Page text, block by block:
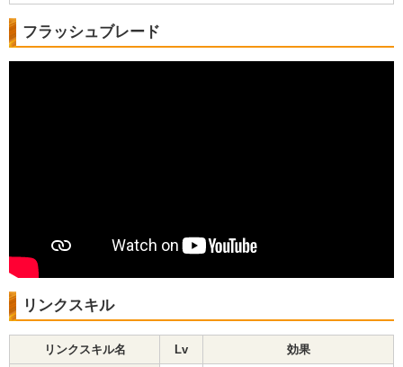
フラッシュブレード
リンクスキル
リンクスキル名 Lv 効果